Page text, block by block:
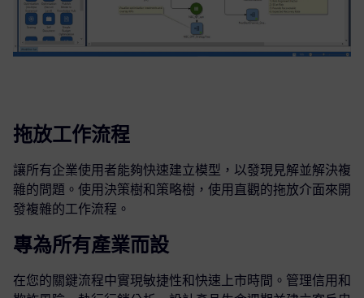
拖放工作流程
讓所有企業使用者能夠快速建立模型，以發現見解並解決複
雜的問題。使用決策樹和策略樹，使用直觀的拖放介面來開
發複雜的工作流程。
專為所有產業而設
在您的關鍵流程中實現敏捷性和快速上市時間。管理信用和